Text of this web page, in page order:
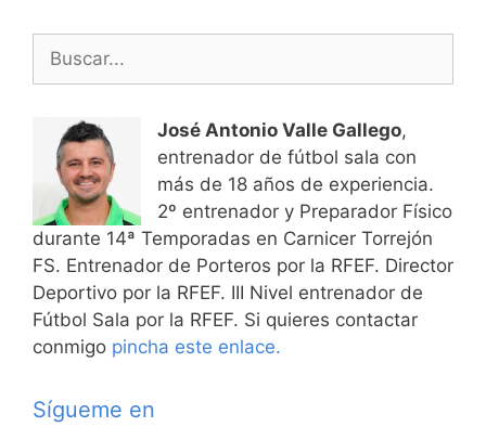
José Antonio Valle Gallego,
entrenador de fútbol sala con
más de 18 años de experiencia.
2º entrenador y Preparador Físico
durante 14ª Temporadas en Carnicer Torrejón
FS. Entrenador de Porteros por la RFEF. Director
Deportivo por la RFEF. III Nivel entrenador de
Fútbol Sala por la RFEF. Si quieres contactar
conmigo pincha este enlace.
Sígueme en